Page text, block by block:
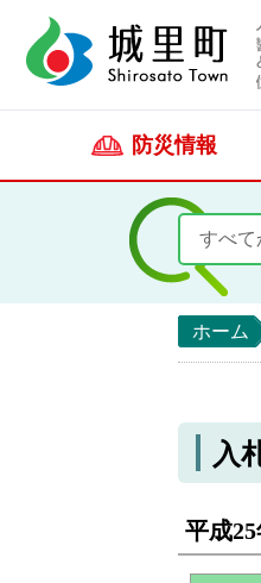
防災情報
ホーム
入
平成25